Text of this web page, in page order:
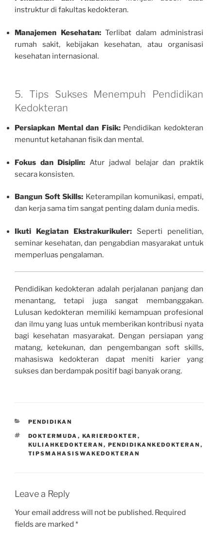
instruktur di fakultas kedokteran.
Manajemen Kesehatan:Terlibat dalam administrasi
rumah sakit, kebijakan kesehatan, atau organisasi
kesehatan internasional.
5. Tips Sukses Menempuh Pendidikan
Kedokteran
Persiapkan Mental dan Fisik:Pendidikan kedokteran
menuntut ketahanan fisik dan mental.
Fokus dan Disiplin: Atur jadwal belajar dan praktik
secara konsisten.
Bangun Soft Skills: Keterampilan komunikasi, empati,
dan kerja sama tim sangat penting dalam dunia medis.
Ikuti Kegiatan Ekstrakurikuler: Seperti penelitian,
seminar kesehatan, dan pengabdian masyarakat untuk
memperluas pengalaman.
Pendidikan kedokteran adalah perjalanan panjang dan
menantang, tetapi juga sangat membanggakan.
Lulusan kedokteran memiliki kemampuan profesional
dan ilmu yang luas untuk memberikan kontribusi nyata
bagi kesehatan masyarakat. Dengan persiapan yang
matang, ketekunan, dan pengembangan soft skills,
mahasiswa kedokteran dapat meniti karier yang
sukses dan berdampak positif bagi banyak orang.
CATEGORIES
PENDIDIKAN
TAGS
DOKTERMUDA , KARIERDOKTER ,
KULIAHKEDOKTERAN , PENDIDIKANKEDOKTERAN ,
TIPSMAHASISWAKEDOKTERAN
Leave a Reply
Your email address will not be published. Required
fields are marked *